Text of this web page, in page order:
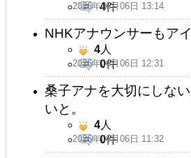
2026年06月06日 13:14
4件
NHKアナウンサーもア
2026年06月06日 12:31
4人
0件
桑子アナを大切にしな
いと。
2026年06月06日 11:32
4人
0件